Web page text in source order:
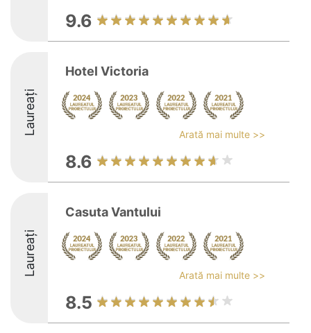
9.6
Laureați
Hotel Victoria
Arată mai multe >>
8.6
Laureați
Casuta Vantului
Arată mai multe >>
8.5